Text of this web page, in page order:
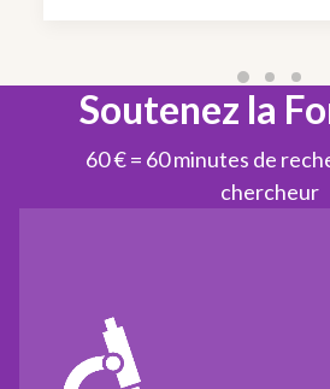
Soutenez la
60 € = 60 minutes de
chercheur